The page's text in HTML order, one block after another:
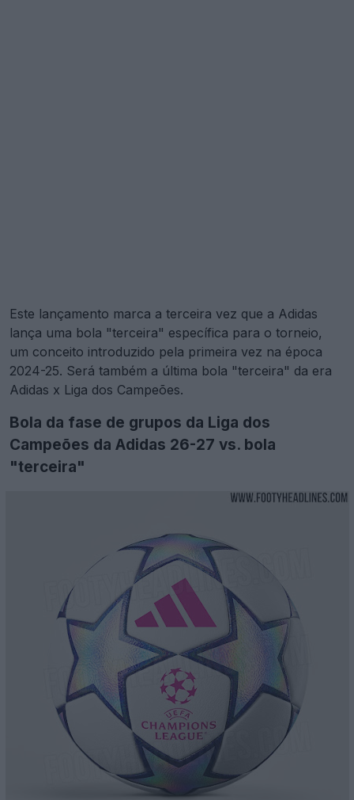
Este lançamento marca a terceira vez que a Adidas
lança uma bola "terceira" específica para o torneio,
um conceito introduzido pela primeira vez na época
2024-25. Será também a última bola "terceira" da era
Adidas x Liga dos Campeões.
Bola da fase de grupos da Liga dos
Campeões da Adidas 26-27 vs. bola
"terceira"